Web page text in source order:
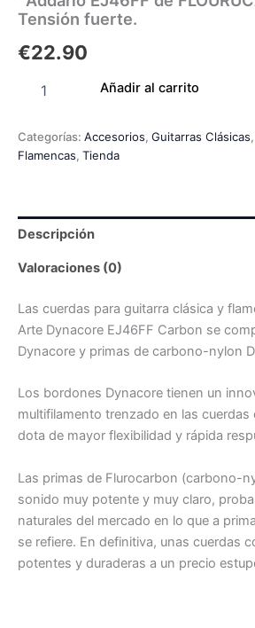
Tensión fuerte.
€22.90
Añadir al carrito
Categorías: Accesorios, Guitarras Clásicas,
Flamencas, Tienda
Descripción
Valoraciones (0)
Las cuerdas para guitarra clásica y
Arte Dynacore EJ46FF Carbon se
Dynacore y primas de carbono-nylon
Los bordones Dynacore tienen un
multifilamento trenzado en las cuerdas
dota de mayor flexibilidad y rápida
Las primas de Flurocarbon (carbono-
sonido muy potente y muy claro,
naturales del mercado en lo que a
se refiere. En definitiva, unas cuerdas
potentes y duraderas a un precio